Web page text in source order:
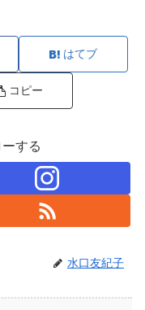
はてブ
コピー
する
水口友紀子